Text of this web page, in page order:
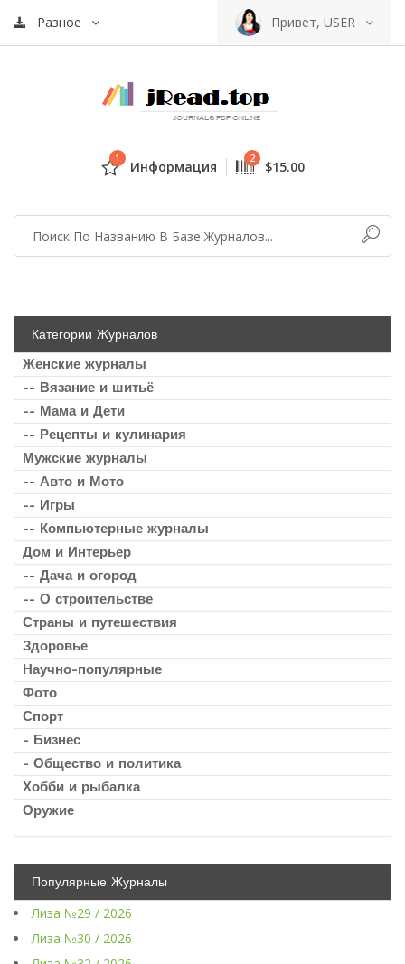
Разное Привет, USER
1 Информация 2 $15.00
Категории Журналов
Женские журналы
-- Вязание и шитьё
-- Мама и Дети
-- Рецепты и кулинария
Мужские журналы
-- Авто и Мото
-- Игры
-- Компьютерные журналы
Дом и Интерьер
-- Дача и огород
-- О строительстве
Страны и путешествия
Здоровье
Научно-популярные
Фото
Спорт
- Бизнес
- Общество и политика
Хобби и рыбалка
Оружие
Популярные Журналы
Лиза №29 / 2026
Лиза №30 / 2026